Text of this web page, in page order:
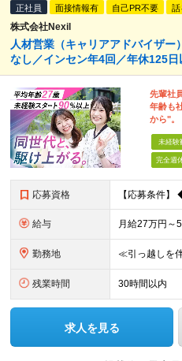
正社員 面接情報有 自己PR不要
株式会社Nexil
人材営業（キャリアアドバイザ
なし／インセン年4回／年休125
先輩社
年齢も
から"。
未経験
完全週
応募資格
給与
勤務地
残業時間 30時間以内
求人を見る